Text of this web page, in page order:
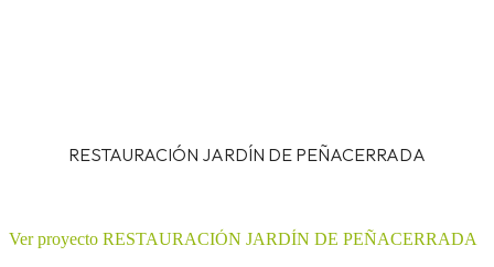
RESTAURACIÓN JARDÍN DE PEÑACERRADA
Ver proyecto RESTAURACIÓN JARDÍN DE PEÑACERRADA